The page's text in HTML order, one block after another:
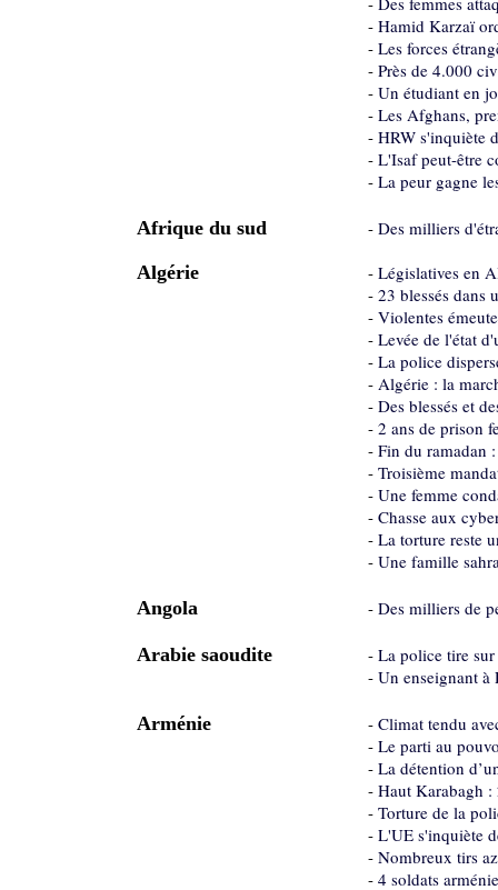
- Hamid Karzaï
- Les forces
- Près de 4.000
- Un étudiant en
- Les Afghans,
- HRW s'inquiète
- L'Isaf peut-être
- La peur gagne
Afrique du sud - Des milliers
Algérie
- Législatives en
- 23 blessés dans
- Violentes
- Levée de l'état
- La police
- Algérie : la
- Des blessés et
- 2 ans de prison
- Fin du ramadan
- Troisième
- Une femme
- Chasse aux
- La torture reste
- Une famille
Angola - Des milliers de
Arabie saoudite - La police tire
- Un enseignant à
Arménie - Climat tendu
- Le parti au
- La détention
- Haut Karabagh
- Torture de la
- L'UE s'inquiète
- Nombreux tirs
- 4 soldats